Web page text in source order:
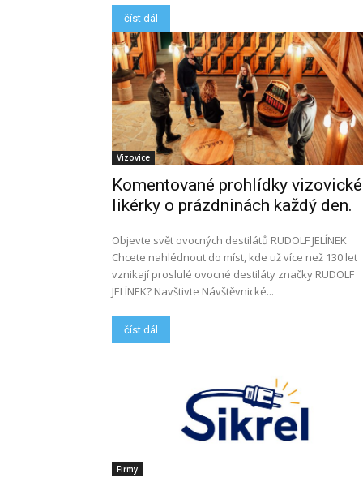
číst dál
Vizovice
Komentované prohlídky vizovické
likérky o prázdninách každý den.
Objevte svět ovocných destilátů RUDOLF JELÍNEK
Chcete nahlédnout do míst, kde už více než 130 let
vznikají proslulé ovocné destiláty značky RUDOLF
JELÍNEK? Navštivte Návštěvnické...
číst dál
Firmy